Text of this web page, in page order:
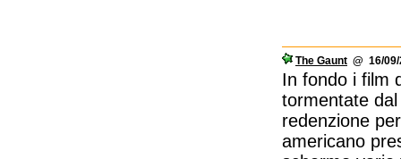
The Gaunt @ 16/
In fondo i film
tormentate
redenzione
americano